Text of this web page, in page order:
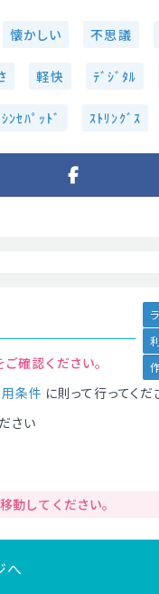
懐かしい 不思議
軽快 ﾃﾞｼﾞﾀﾙ
ｼﾝｾﾊﾟｯﾄﾞ ｽﾄﾘﾝｸﾞｽ
確認ください。
条件 に則って行ってくだ
さい
動してください。
へ